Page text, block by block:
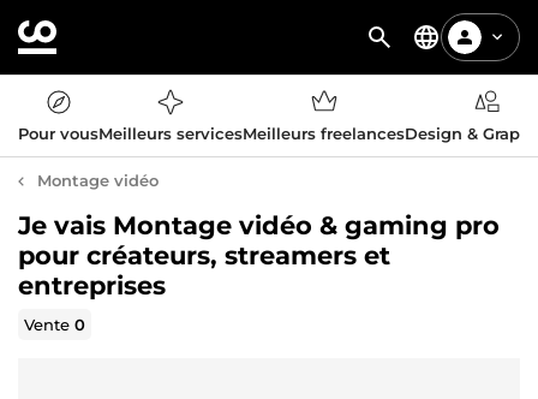
Pour vousMeilleurs servicesMeilleurs freelancesDesign &
Montage vidéo
Je vais Montage vidéo & gaming pro
pour créateurs, streamers et
entreprises
Vente0